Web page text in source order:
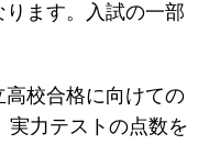
ます。入試の一部
校合格に向けての
実力テストの点数を